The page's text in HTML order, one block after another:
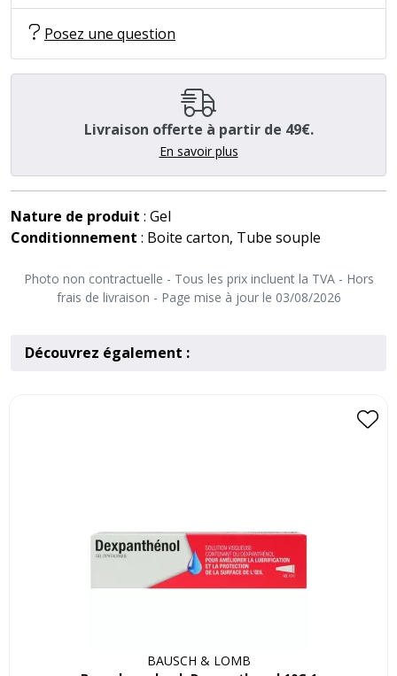
Posez une question
Livraison offerte à partir de 49€.
En savoir plus
Nature de produit : Gel
Conditionnement : Boite carton, Tube souple
Photo non contractuelle - Tous les prix incluent la TVA - Hors
frais de livraison - Page mise à jour le 03/08/2026
Découvrez également :
BAUSCH & LOMB